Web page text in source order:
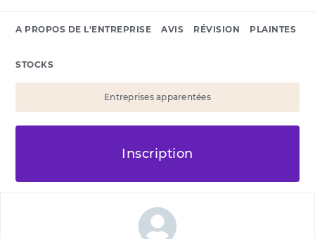
A PROPOS DE L'ENTREPRISE AVIS RÉVISION PLAINTES
STOCKS
Entreprises apparentées
Inscription